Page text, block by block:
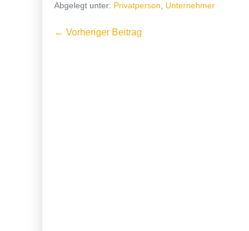
Abgelegt unter: Privatperson Unternehmer
Beitragsnavigation
← Vorheriger Beitrag